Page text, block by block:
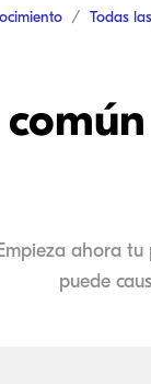
Todas
ahora
puede